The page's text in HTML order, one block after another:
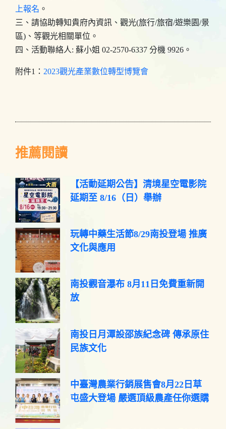
上報名 。
三、請協助轉知貴府內資訊、觀光(旅行/旅宿/遊樂園/景
區)、 等觀光相關單位。
四、活動聯絡人: 蘇小姐 02-2570-6337 分機 9926。
附件1： 2023觀光產業數位轉型博覽會
推薦閱讀
【活動延期公告】清境星空電影院
延期至 8/16（日）舉辦
玩轉中藥生活節8/29南投登場 推廣
文化與應用
南投觀音瀑布 8月11日免費重新開
放
南投日月潭設邵族紀念碑 傳承原住
民族文化
中臺灣農業行銷展售會8月22日草
屯盛大登場 嚴選頂級農產任你選購